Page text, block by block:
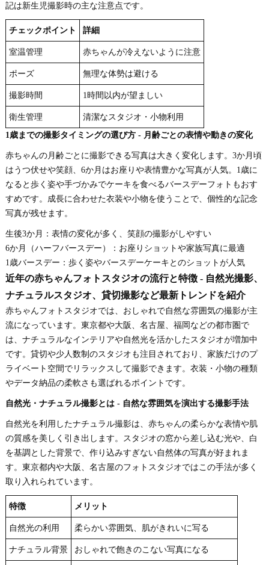
記は新生児撮影時の主な注意点です。
チェックポイント 詳細
室温管理 赤ちゃんが冷えないように注意
ポーズ 無理な体勢は避ける
撮影時間 1時間以内が望ましい
衛生管理
清潔なスタジオ・小物利用
1歳までの撮影タイミングの選び方 - 月齢ごとの表情や動きの変化
赤ちゃんの月齢ごとに撮影できる写真は大きく変化します。3か月頃
はうつ伏せや笑顔、6か月はお座りや表情豊かな写真が人気。1歳に
なると歩く姿や手づかみでケーキを食べるバースデーフォトもおす
すめです。成長に合わせた衣装や小物を使うことで、個性的な記念
写真が残せます。
生後3か月：表情の変化が多く、笑顔の撮影がしやすい
6か月（ハーフバースデー）：お座りショットや家族写真に最適
1歳バースデー：歩く姿やバースデーケーキとのショットが人気
近年の赤ちゃんフォトスタジオの流行と特徴 - 自然光撮影、
ナチュラルスタジオ、貸切撮影など最新トレンドを紹介
赤ちゃんフォトスタジオでは、おしゃれで自然な雰囲気の撮影が主
流になっています。東京都や大阪、名古屋、福岡などの都市圏で
は、ナチュラルなインテリアや自然光を活かしたスタジオが増加中
です。貸切や少人数制のスタジオも注目されており、家族だけのプ
ライベート空間でリラックスして撮影できます。衣装・小物の種類
やデータ納品の柔軟さも選ばれるポイントです。
自然光・ナチュラル撮影とは - 自然な雰囲気を演出する撮影手法
自然光を利用したナチュラル撮影は、赤ちゃんの柔らかな表情や肌
の質感を美しく引き出します。スタジオの窓から差し込む光や、白
を基調とした背景で、作り込みすぎない自然体の写真が好まれま
す。東京都内や大阪、名古屋のフォトスタジオではこの手法が多く
取り入れられています。
特徴 メリット
自然光の利用 柔らかい雰囲気、肌がきれいに写る
ナチュラル背景 おしゃれで飽きのこない写真になる